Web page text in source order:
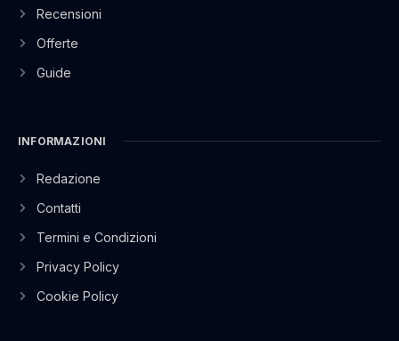
Recensioni
Offerte
Guide
INFORMAZIONI
Redazione
Contatti
Termini e Condizioni
Privacy Policy
Cookie Policy